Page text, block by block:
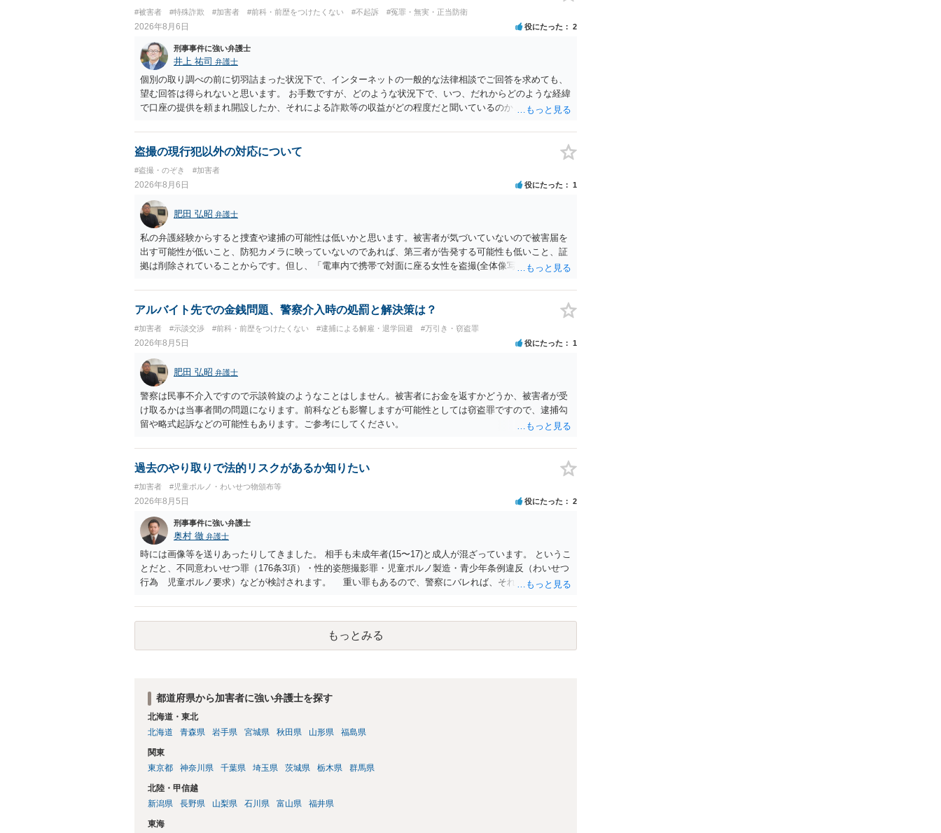
#被害者 #特殊詐欺 #加害者 #前科・前歴をつけたくない #不起訴 #冤罪・無実・正当防衛
2026年8月6日 役にたった 2
刑事事件に強い弁護士
井上 祐司 弁護士
個別の取り調べの前に切羽詰まった状況下で、インターネットの一般的な法律相談でご回答を求めても、
望む回答は得られないと思います。 お手数ですが、どのような状況下で、いつ、だれからどのような経緯
で口座の提供を頼まれ開設したか、それによる詐欺等の収益がどの程度だと聞いているのかということに
でいえば、任意取り調べの場合、ＩＣレコーダーを持参して取り調べ内容を録音することは必須だと考え
ます。
盗撮の現行犯以外の対応について
#盗撮・のぞき #加害者
2026年8月6日 役にたった 1
肥田 弘昭 弁護士
私の弁護経験からすると捜査や逮捕の可能性は低いかと思います。被害者が気づいていないので被害届を
出す可能性が低いこと、防犯カメラに映っていないのであれば、第三者が告発する可能性も低いこと、証
拠は削除されていることからです。但し、「電車内で携帯で対面に座る女性を盗撮(全体像写真1枚と5秒程
査段階では性的姿態等撮影罪の被疑事実で逮捕勾留されるケースが私の弁護経験では多くなった印象です
（最終的には不起訴ないし各都道府県の迷惑防止条例違反になることもあります）。2度としないことを
アルバイト先での金銭問題、警察介入時の処罰と解決策は？
#加害者 #示談交渉 #前科・前歴をつけたくない #逮捕による解雇・退学回避 #万引き・窃盗罪
2026年8月5日 役にたった 1
肥田 弘昭 弁護士
警察は民事不介入ですので示談斡旋のようなことはしません。被害者にお金を返すかどうか、被害者が受
け取るかは当事者間の問題になります。前科なども影響しますが可能性としては窃盗罪ですので、逮捕勾
留や略式起訴などの可能性もあります。ご参考にしてください。
過去のやり取りで法的リスクがあるか知りたい
#加害者 #児童ポルノ・わいせつ物頒布等
2026年8月5日 役にたった 2
刑事事件に強い弁護士
奥村 徹 弁護士
時には画像等を送りあったりしてきました。 相手も未成年者(15〜17)と成人が混ざっています。 というこ
とだと、不同意わいせつ罪（176条3項）・性的姿態撮影罪・児童ポルノ製造・青少年条例違反（わいせつ
行為 児童ポルノ要求）などが検討されます。 重い罪もあるので、警察にバレれば、それなりの捜査を
もっとみる
都道府県から加害者に強い弁護士を探す
北海道・東北
北海道
青森県 岩手県 宮城県 秋田県 山形県 福島県
関東
東京都
神奈川県 千葉県 埼玉県 茨城県 栃木県 群馬県
北陸・甲信越
新潟県
長野県 山梨県 石川県 富山県 福井県
東海